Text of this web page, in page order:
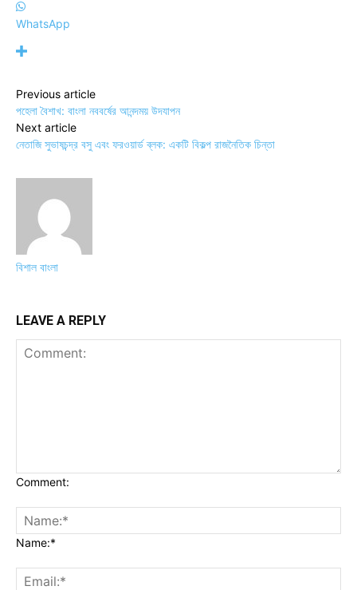
WhatsApp
Previous article
পহেলা বৈশাখ: বাংলা নববর্ষের আনন্দময় উদযাপন
Next article
নেতাজি সুভাষচন্দ্র বসু এবং ফরওয়ার্ড ব্লক: একটি বিকল্প রাজনৈতিক চিন্তা
বিশাল বাংলা
LEAVE A REPLY
Comment:
Name:*